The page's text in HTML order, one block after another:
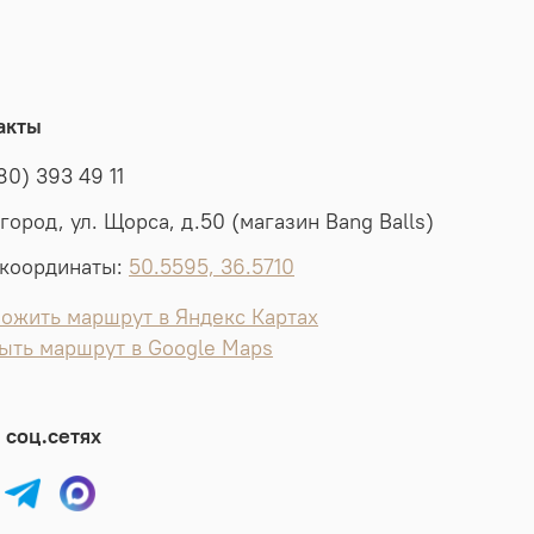
393 49 11
ул. Щорса, д.50 (магазин Bang Balls)
50.5595, 36.5710
маршрут в Яндекс Картах
маршрут в Google Maps